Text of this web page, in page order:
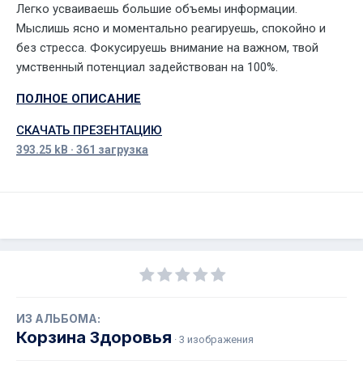
Легко усваиваешь большие объемы информации.
Мыслишь ясно и моментально реагируешь, спокойно и
без стресса. Фокусируешь внимание на важном, твой
умственный потенциал задействован на 100%.
ПОЛНОЕ ОПИСАНИЕ
СКАЧАТЬ ПРЕЗЕНТАЦИЮ
393.25 kB · 361 загрузка
ИЗ АЛЬБОМА:
Корзина Здоровья · 3 изображения